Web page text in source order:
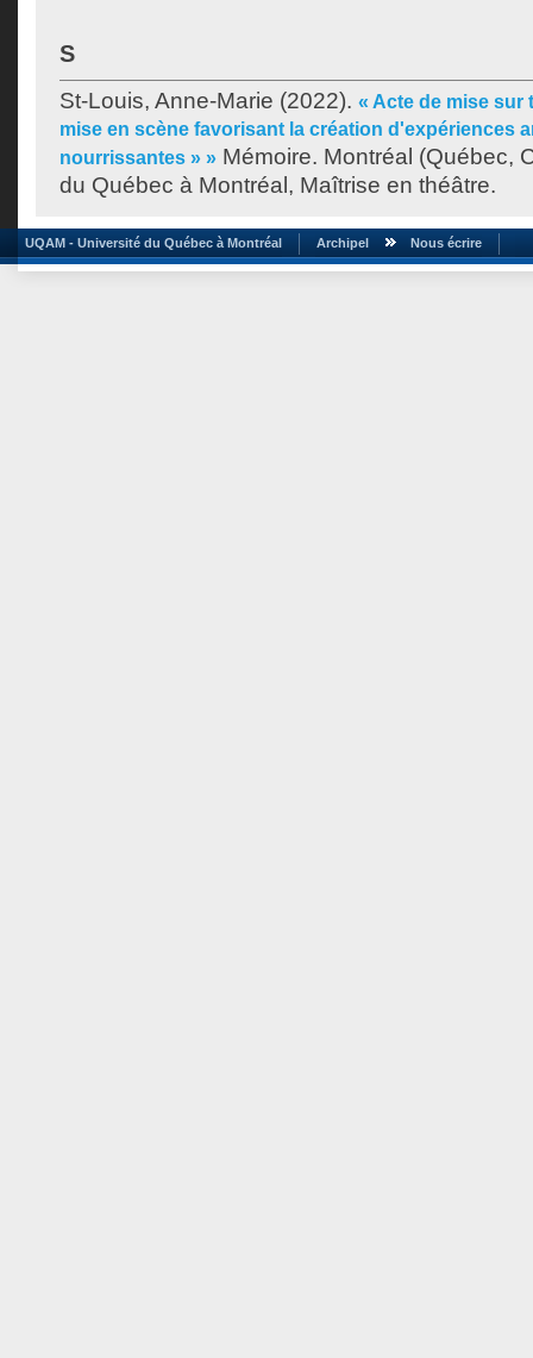
S
St-Louis, Anne-Marie (2022). « Acte de mise sur
mise en scène favorisant la création d'expériences
nourrissantes » » Mémoire. Montréal (Québec,
du Québec à Montréal, Maîtrise en théâtre.
UQAM - Université du Québec à Montréal Archipel Nous écrire